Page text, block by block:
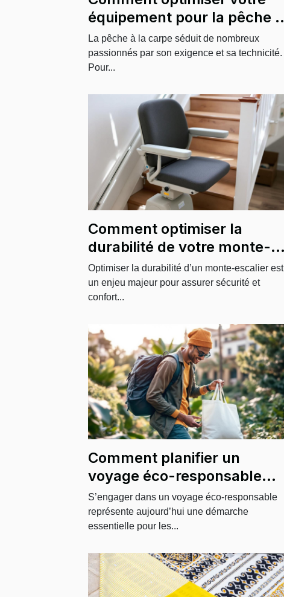
équipement pour la pêche à
la carpe ?
La pêche à la carpe séduit de nombreux
passionnés par son exigence et sa technicité.
Pour...
Comment optimiser la
durabilité de votre monte-
escalier ?
Optimiser la durabilité d’un monte-escalier est
un enjeu majeur pour assurer sécurité et
confort...
Comment planifier un
voyage éco-responsable
pour minimiser son impact
environnemental
S’engager dans un voyage éco-responsable
représente aujourd’hui une démarche
essentielle pour les...